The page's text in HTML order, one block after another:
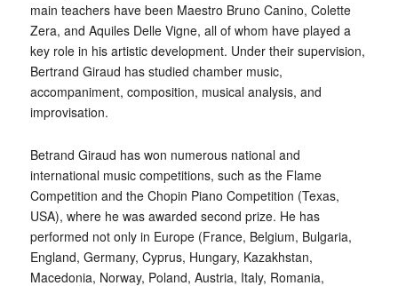
main teachers have been Maestro Bruno Canino, Colette
Zera, and Aquiles Delle Vigne, all of whom have played a
key role in his artistic development. Under their supervision,
Bertrand Giraud has studied chamber music,
accompaniment, composition, musical analysis, and
improvisation.
Betrand Giraud has won numerous national and
international music competitions, such as the Flame
Competition and the Chopin Piano Competition (Texas,
USA), where he was awarded second prize. He has
performed not only in Europe (France, Belgium, Bulgaria,
England, Germany, Cyprus, Hungary, Kazakhstan,
Macedonia, Norway, Poland, Austria, Italy, Romania,